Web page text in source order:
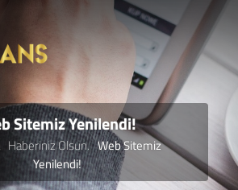
Sitemiz Yenilendi!
Haberiniz Olsun. Web Sitemiz
Yenilendi!